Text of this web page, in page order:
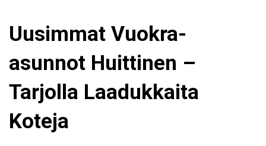
Uusimmat Vuokra-
asunnot Huittinen –
Tarjolla Laadukkaita
Koteja